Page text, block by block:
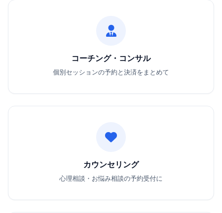
コーチング・コンサル
個別セッションの予約と決済をまとめて
カウンセリング
心理相談・お悩み相談の予約受付に